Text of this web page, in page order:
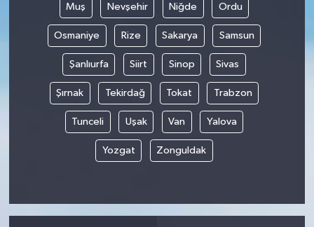
Muş Nevşehir Niğde Ordu
Osmaniye Rize Sakarya Samsun
Şanlıurfa Siirt Sinop Sivas
Şırnak Tekirdağ Tokat Trabzon
Tunceli Uşak Van Yalova
Yozgat Zonguldak